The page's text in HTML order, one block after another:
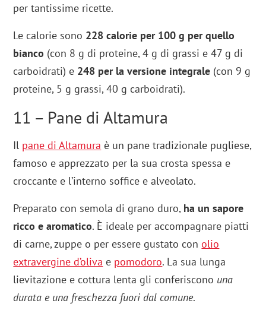
per tantissime ricette.
Le calorie sono 228 calorie per 100 g per quello
bianco (con 8 g di proteine, 4 g di grassi e 47 g di
carboidrati) e 248 per la versione integrale (con 9 g
proteine, 5 g grassi, 40 g carboidrati).
11 – Pane di Altamura
Il pane di Altamura è un pane tradizionale pugliese,
famoso e apprezzato per la sua crosta spessa e
croccante e l’interno soffice e alveolato.
Preparato con semola di grano duro, ha un sapore
ricco e aromatico. È ideale per accompagnare piatti
di carne, zuppe o per essere gustato conolio
extravergine d’oliva e pomodoro. La sua lunga
lievitazione e cottura lenta gli conferiscono una
durata e una freschezza fuori dal comune.